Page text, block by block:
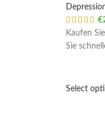
€
Kaufen
Sie
Select